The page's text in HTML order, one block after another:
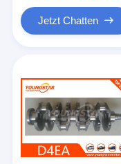
Jetzt Chatten